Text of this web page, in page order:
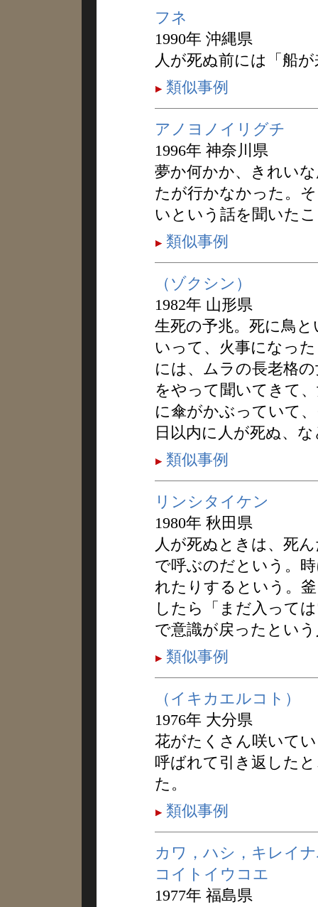
フネ
1990年 沖縄県
人が死ぬ前には「船
類似事例
アノヨノイリグチ
1996年 神奈川県
夢か何かか、きれい
たが行かなかった。
いという話を聞いた
類似事例
（ゾクシン）
1982年 山形県
生死の予兆。死に鳥
いって、火事になっ
には、ムラの長老格
をやって聞いてきて
に傘がかぶっていて
日以内に人が死ぬ、な
類似事例
リンシタイケン
1980年 秋田県
人が死ぬときは、死
で呼ぶのだという。
れたりするという。
したら「まだ入って
で意識が戻ったとい
類似事例
（イキカエルコト）
1976年 大分県
花がたくさん咲いて
呼ばれて引き返した
た。
類似事例
カワ，ハシ，キレイ
コイトイウコエ
1977年 福島県